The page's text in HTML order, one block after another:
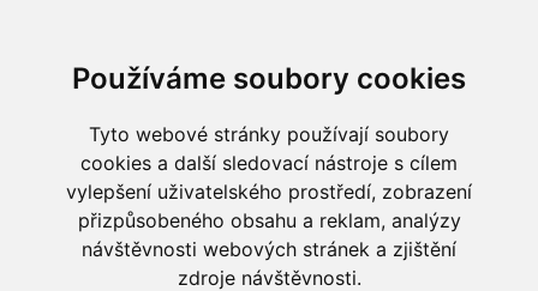
Používáme soubory cookies
Tyto webové stránky používají soubory
cookies a další sledovací nástroje s cílem
vylepšení uživatelského prostředí, zobrazení
přizpůsobeného obsahu a reklam, analýzy
návštěvnosti webových stránek a zjištění
zdroje návštěvnosti.